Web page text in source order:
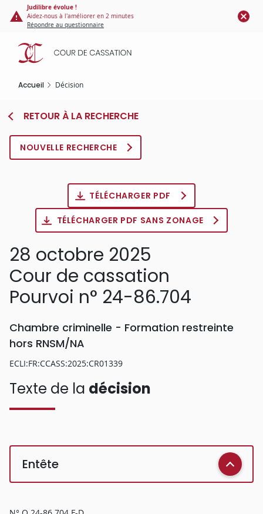
Panneau de gestion des cookies
contenu
principal
Judilibre évolue !
Aidez-nous à l'améliorer en 2 minutes
Répondre au questionnaire
Accueil Décision
RETOUR À LA RECHERCHE
NOUVELLE RECHERCHE
TÉLÉCHARGER PDF
TÉLÉCHARGER PDF SANS ZONAGE
28 octobre 2025
Cour de cassation
Pourvoi n° 24-86.704
Chambre criminelle - Formation restreinte
hors RNSM/NA
ECLI:FR:CCASS:2025:CR01339
Texte de la décision
Entête